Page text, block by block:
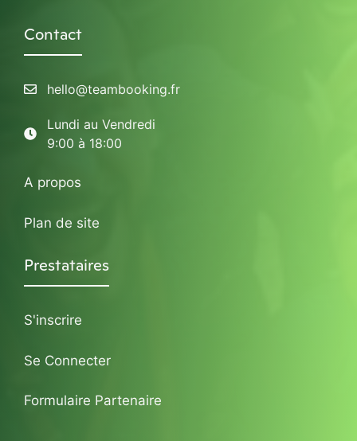
Contact
hello@teambooking.fr
Lundi au Vendredi
9:00 à 18:00
A propos
Plan de site
Prestataires
S'inscrire
Se Connecter
Formulaire Partenaire